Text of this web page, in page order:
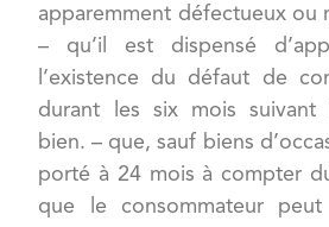
apparemment défectueux ou
– qu’il est dispensé
l’existence du défaut de
durant les six mois suivant
bien. – que, sauf biens
porté à 24 mois à compter
que le consommateur